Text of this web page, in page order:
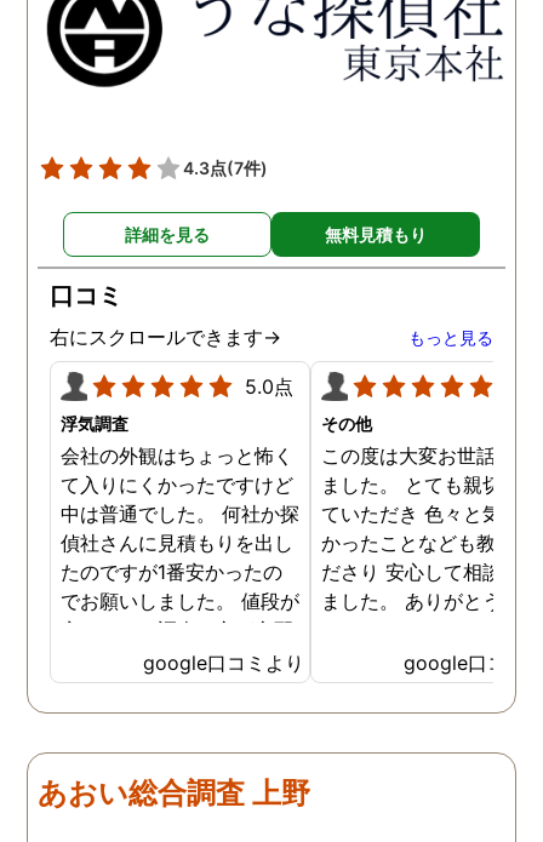
密に連絡をいただきなが
ら、丁寧に対応してくださ
いました。 おかげで、とて
も、不安で日々辛い気持ち
対応して頂いた上に、かな
り迅速に弁護士に関するア
ドバイスを頂き繋いで下さ
った事、本当に感謝してい
ます。
4.3点(7件)
詳細を見る 無料見積もり
口コミ
右にスクロールできます→ もっと見る
5.0点
浮気調査
会社の外観はちょっと怖く
て入りにくかったですけど
中は普通でした。 何社か探
偵社さんに見積もりを出し
たのですが1番安かったの
でお願いしました。 値段が
安いので、調査の方が心配
でしたがしっかり浮気の証
拠を押さえて頂けました。
ありがとう御座いました。
探偵に頼む事のない人生を
歩みますね(笑)
google口コミより
その他
この度は大変お世話にな
ました。 とても親切に
ていただき 色々と気付
かったことなども教えて
ださり 安心して相談が
ました。 ありがとうご
google口コミ
あおい総合調査 上野